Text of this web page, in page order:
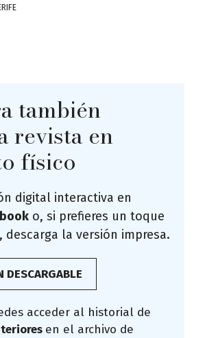
también
revista en
físico
digital interactiva en
o, si prefieres un toque
descarga la versión impresa.
DESCARGABLE
acceder al historial de
en el archivo de